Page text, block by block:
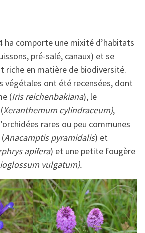
ha comporte une mixité d’habitats
pré-salé, canaux) et se
riche en matière de biodiversité.
végétales ont été recensées, dont
(Iris reichenbakiana), le
Xeranthemum cylindraceum),
rares ou peu communes
Anacamptis pyramidalis) et
apifera) et une petite fougère
vulgatum).